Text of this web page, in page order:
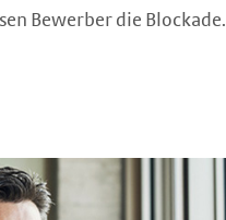
Bewerber die Blockade.